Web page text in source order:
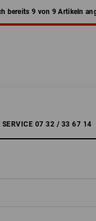
bereits 9 von 9 Artikeln
SERVICE 07 32 / 33 67 14